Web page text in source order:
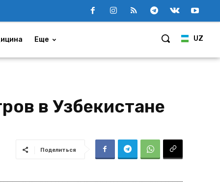
UZ
Еще
в Узбекистане
Поделиться